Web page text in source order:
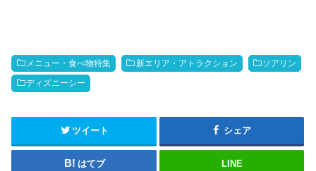
メニュー・食べ物特集 新エリア・アトラクション ソアリン
ディズニーシー
ツイート シェア
はてブ LINE